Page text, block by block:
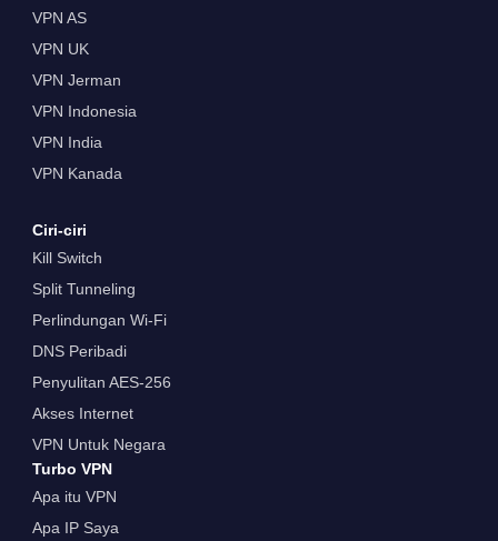
VPN AS
VPN UK
VPN Jerman
VPN Indonesia
VPN India
VPN Kanada
Ciri-ciri
Kill Switch
Split Tunneling
Perlindungan Wi-Fi
DNS Peribadi
Penyulitan AES-256
Akses Internet
VPN Untuk Negara
Turbo VPN
Apa itu VPN
Apa IP Saya